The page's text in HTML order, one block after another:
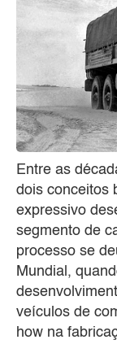
Entre as
dois conceitos
expressivo
segmento de
processo se
Mundial,
veículos de
how na